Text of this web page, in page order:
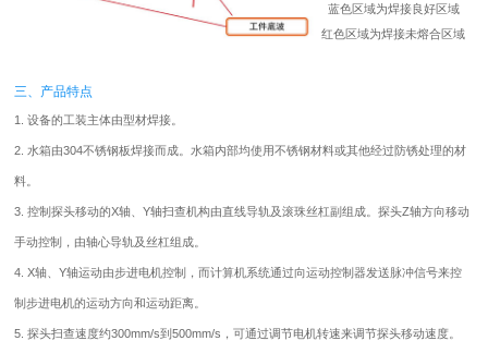
蓝色区域为焊接良好区域
红色区域为焊接未熔合区域
三、产品特点
1. 设备的工装主体由型材焊接。
2. 水箱由304不锈钢板焊接而成。水箱内部均使用不锈钢材料或其他经过防锈处理的材
料。
3. 控制探头移动的X轴、Y轴扫查机构由直线导轨及滚珠丝杠副组成。探头Z轴方向移动
手动控制，由轴心导轨及丝杠组成。
4. X轴、Y轴运动由步进电机控制，而计算机系统通过向运动控制器发送脉冲信号来控
制步进电机的运动方向和运动距离。
5. 探头扫查速度约300mm/s到500mm/s，可通过调节电机转速来调节探头移动速度。